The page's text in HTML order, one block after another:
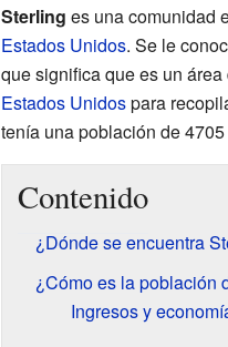
Sterling es una comunidad
Estados Unidos. Se le
que significa que es un
Estados Unidospara
tenía una población de
Contenido
¿Dónde se encuentra
¿Cómo es la población
Ingresos y